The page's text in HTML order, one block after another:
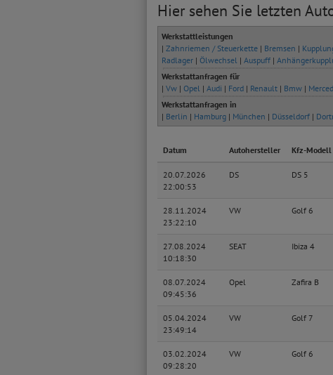
Hier sehen Sie letzten
Werkstattleistungen
| Zahnriemen / Steuerkette| Bremsen |
Radlager| Ölwechsel| Auspuff|
Werkstattanfragen für
| Vw| Opel| Audi | Ford| Renault| Bmw|
Werkstattanfragen in
| Berlin | Hamburg| München | Düsseldorf|
Datum Autohersteller Kfz-Modell
20.07.2026
22:00:53
DS DS 5
28.11.2024
23:22:10
VW Golf 6
27.08.2024
10:18:30
SEAT Ibiza 4
08.07.2024
09:45:36
Opel Zafira B
05.04.2024
23:49:14
VW Golf 7
03.02.2024
09:28:20
VW Golf 6